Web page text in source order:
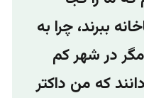
ببرند، چرا به
در شهر کم
که من داکتر